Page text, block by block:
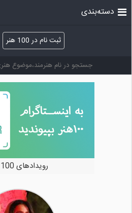
ثبت نام در 100 هنر
دسته‌بندی
رویدادهای 100 هنر